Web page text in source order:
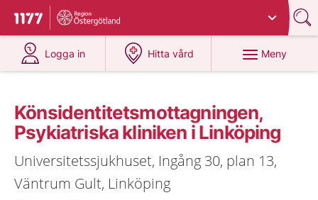
Till startsidan för 1177
Du har valt region
Logga in
på 1177.se
Hitta vård
på 1177.se
Meny
Könsidentitetsmottagningen,
Psykiatriska kliniken i Linköping
Universitetssjukhuset, Ingång 30, plan 13,
Väntrum Gult, Linköping